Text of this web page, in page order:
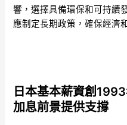
響，選擇具備環保和可持續
應制定長期政策，確保經濟
日本基本薪資創
加息前景提供支撐